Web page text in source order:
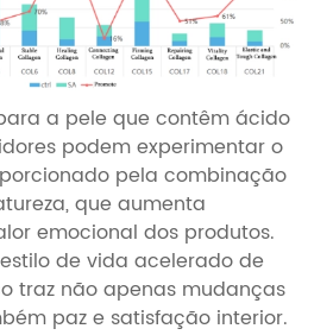
a pele que contêm ácido
podem experimentar o
pela combinação
que aumenta
emocional dos produtos.
de vida acelerado de
traz não apenas mudanças
paz e satisfação interior.